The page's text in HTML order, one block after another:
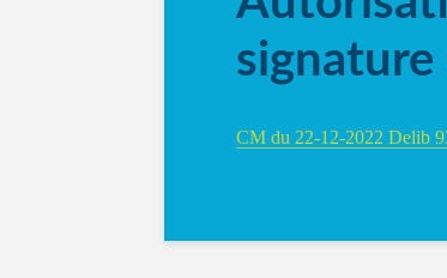
signature
CM du 22-12-2022 Delib